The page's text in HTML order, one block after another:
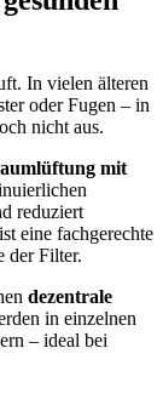
In vielen älteren
oder Fugen – in
nicht aus.
mit
reduziert
eine fachgerechte
der Filter.
dezentrale
in einzelnen
– ideal bei